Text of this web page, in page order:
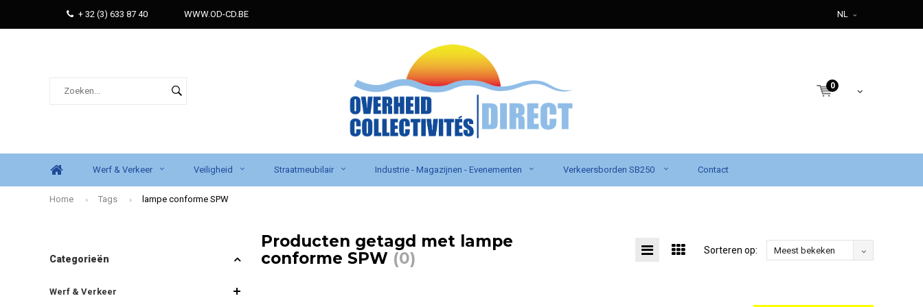
+ 32 (3) 633 87 40 WWW.OD-CD.BE NL
0
Werf & Verkeer Veiligheid Straatmeubilair Industrie - Magazijnen - Evenementen Verkeersborden SB250 Contact
Home Tags lampe conforme SPW
Categorieën
Werf & Verkeer
Producten getagd met lampe
conforme SPW (0) Sorteren op: Meest bekeken